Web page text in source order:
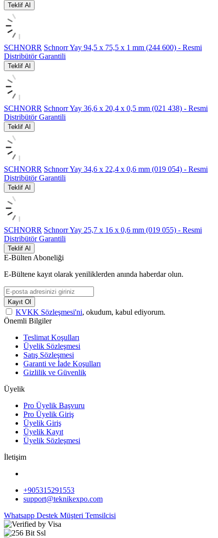
Teklif Al
SCHNORR Schnorr Yay 94,5 x 75,5 x 1 mm (244 600) - Resmi
Distribütör Garantili
Teklif Al
SCHNORR Schnorr Yay 36,6 x 20,4 x 0,5 mm (021 438) - Resmi
Distribütör Garantili
Teklif Al
SCHNORR Schnorr Yay 34,6 x 22,4 x 0,6 mm (019 054) - Resmi
Distribütör Garantili
Teklif Al
SCHNORR Schnorr Yay 25,7 x 16 x 0,6 mm (019 055) - Resmi
Distribütör Garantili
Teklif Al
E-Bülten Aboneliği
E-Bültene kayıt olarak yeniliklerden anında haberdar olun.
Kayıt Ol
KVKK Sözleşmesi'ni, okudum, kabul ediyorum.
Önemli Bilgiler
Teslimat Koşulları
Üyelik Sözleşmesi
Satış Sözleşmesi
Garanti ve İade Koşulları
Gizlilik ve Güvenlik
Üyelik
Pro Üyelik Başvuru
Pro Üyelik Giriş
Üyelik Giriş
Üyelik Kayıt
Üyelik Sözleşmesi
İletişim
+905315291553
support@teknikexpo.com
Whatsapp Destek Müşteri Temsilcisi